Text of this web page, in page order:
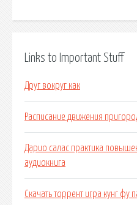
Links to Important Stuff
Друг вокруг как
Расписание движения
Дарио салас практика
аудиокнига
Скачать торрент игра кунг фу